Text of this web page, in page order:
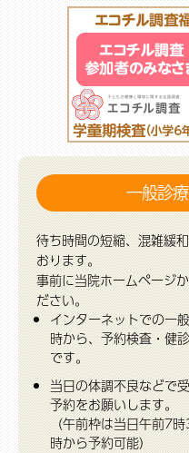
一般診
待ち時間の短縮、混雑緩
おります。
事前に当院ホームページ
ださい。
インターネットでの一
時から、予約検査・健
です。
当日の体調不良などで
予約をお願いします。
（午前枠は当日午前7
時から予約可能）